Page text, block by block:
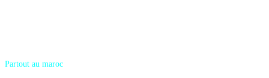
Partout au maroc